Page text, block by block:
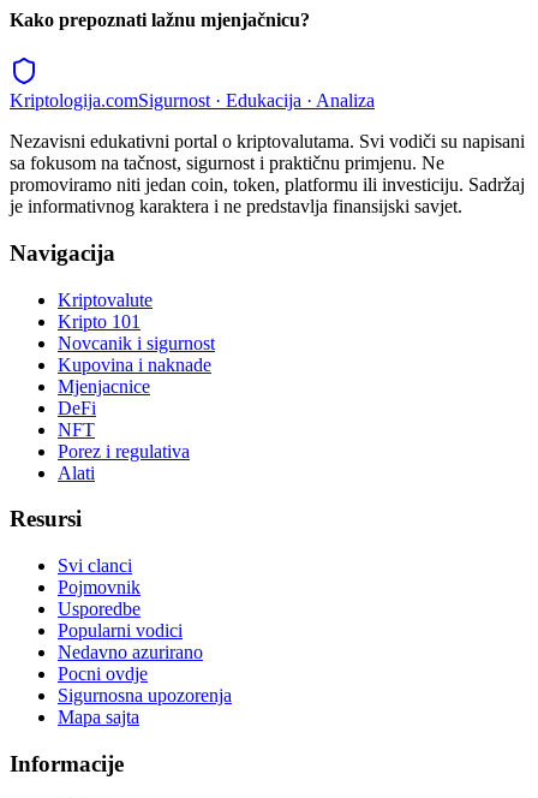
Kako prepoznati lažnu mjenjačnicu?
Kriptologija.comSigurnost · Edukacija · Analiza
Nezavisni edukativni portal o kriptovalutama. Svi vodiči su napisani
sa fokusom na tačnost, sigurnost i praktičnu primjenu. Ne
promoviramo niti jedan coin, token, platformu ili investiciju. Sadržaj
je informativnog karaktera i ne predstavlja finansijski savjet.
Navigacija
Kriptovalute
Kripto 101
Novcanik i sigurnost
Kupovina i naknade
Mjenjacnice
DeFi
NFT
Porez i regulativa
Alati
Resursi
Svi clanci
Pojmovnik
Usporedbe
Popularni vodici
Nedavno azurirano
Pocni ovdje
Sigurnosna upozorenja
Mapa sajta
Informacije